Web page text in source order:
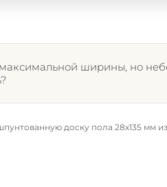
ширины, но
доску пола 28х135 мм